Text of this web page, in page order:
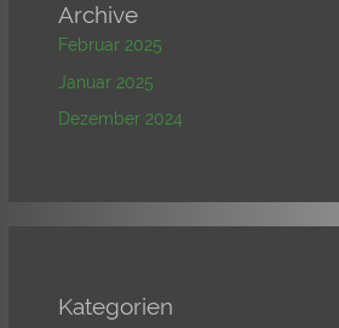
Archive
Februar 2025
Januar 2025
Dezember 2024
Kategorien